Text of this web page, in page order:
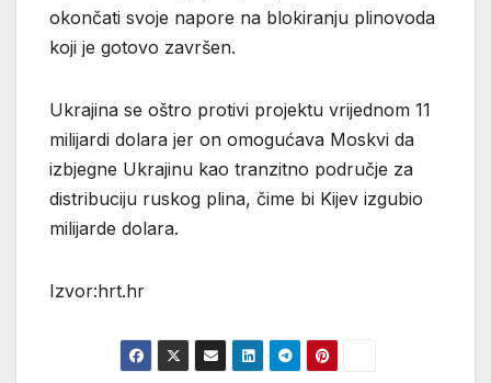
okončati svoje napore na blokiranju plinovoda
koji je gotovo završen.
Ukrajina se oštro protivi projektu vrijednom 11
milijardi dolara jer on omogućava Moskvi da
izbjegne Ukrajinu kao tranzitno područje za
distribuciju ruskog plina, čime bi Kijev izgubio
milijarde dolara.
Izvor:hrt.hr